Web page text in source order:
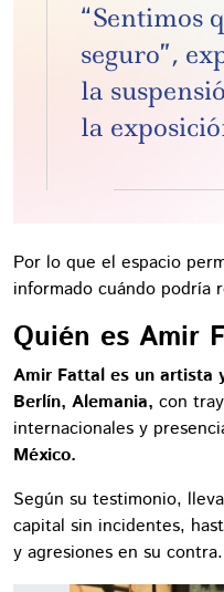
“Sentimos
seguro”,
la
la
Por lo que el espacio
informado cuándo podría
Quién es Amir
Amir Fattal es un artista
Berlín, Alemania, con
internacionales y
México.
Según su testimonio,
capital sin incidentes,
y agresiones en su contra.